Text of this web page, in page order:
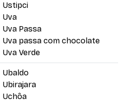
Ustipci
Uva
Uva Passa
Uva passa com chocolate
Uva Verde
Ubaldo
Ubirajara
Uchôa